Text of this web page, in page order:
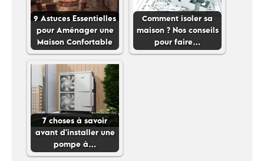
9 Astuces Essentielles
pour Aménager une
Maison Confortable
Comment isoler sa
maison ? Nos conseils
pour faire…
7 choses à savoir
avant d'installer une
pompe à…